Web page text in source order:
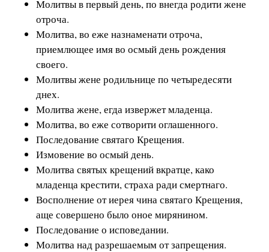
Молитвы в первый день, по внегда родити жене
отроча.
Молитва, во еже назнаменати отроча,
приемлющее имя во осмый день рождения
своего.
Молитвы жене родильнице по четыредесяти
днех.
Молитва жене, егда извержет младенца.
Молитва, во еже сотворити оглашенного.
Последование святаго Крещения.
Измовение во осмый день.
Молитва святых крещений вкратце, како
младенца крестити, страха ради смертнаго.
Восполнение от иерея чина святаго Крещения,
аще совершено было оное мирянином.
Последование о исповедании.
Молитва над разрешаемым от запрещения.